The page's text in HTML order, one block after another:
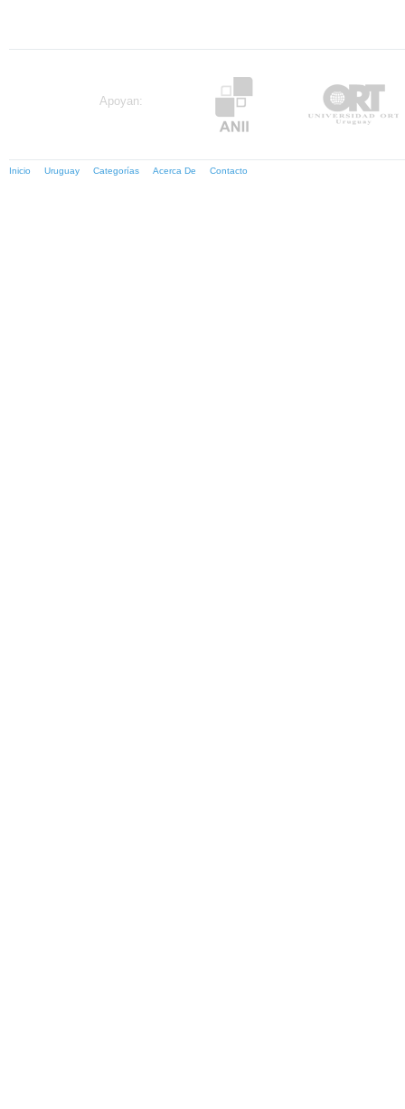
Apoyan:
Inicio Uruguay Categorías Acerca De Contacto